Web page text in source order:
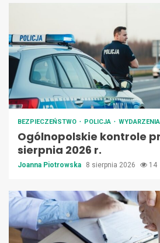
BEZPIECZEŃSTWO POLICJA WYDARZENIA
Ogólnopolskie kontrole
sierpnia 2026 r.
Joanna Piotrowska 8 sierpnia 2026 14